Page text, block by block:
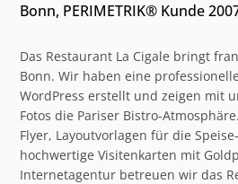
Bonn, PERIMETRIK® Kunde
Das Restaurant La Cigale bringt
Bonn. Wir haben eine
WordPress erstellt und zeigen mit
Fotos die Pariser Bistro-
Flyer, Layoutvorlagen für die
hochwertige Visitenkarten mit
Internetagentur betreuen wir das